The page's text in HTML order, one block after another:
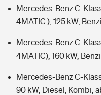
Mercedes-Benz C-
4MATIC ), 125 kW,
Mercedes-Benz C-
4MATIC), 160 kW,
Mercedes-Benz C-
90 kW, Diesel, Kombi,